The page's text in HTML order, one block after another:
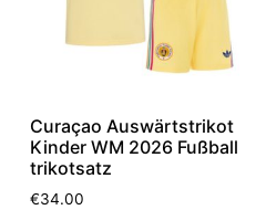
Curaçao Auswärtstrikot
Kinder WM 2026 Fußball
trikotsatz
€34.00